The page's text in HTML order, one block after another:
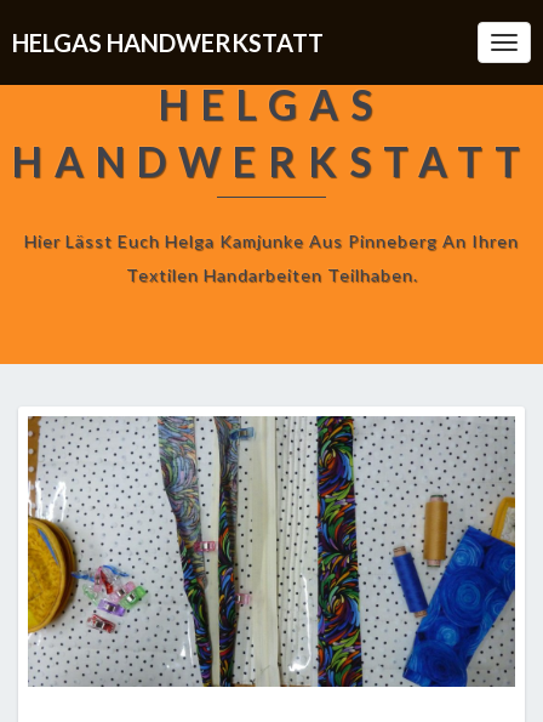
HELGAS HANDWERKSTATT
HELGAS
HANDWERKSTATT
Hier Lässt Euch Helga Kamjunke Aus Pinneberg An Ihren
Textilen Handarbeiten Teilhaben.